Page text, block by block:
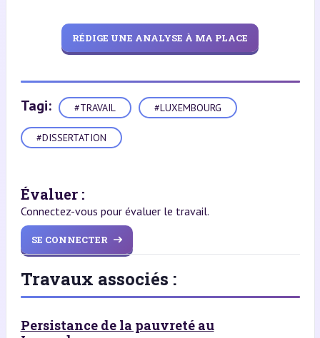
RÉDIGE UNE ANALYSE À MA PLACE
Tagi: #TRAVAIL #LUXEMBOURG
#DISSERTATION
Évaluer :
Connectez-vous pour évaluer le travail.
SE CONNECTER
Travaux associés :
Persistance de la pauvreté au